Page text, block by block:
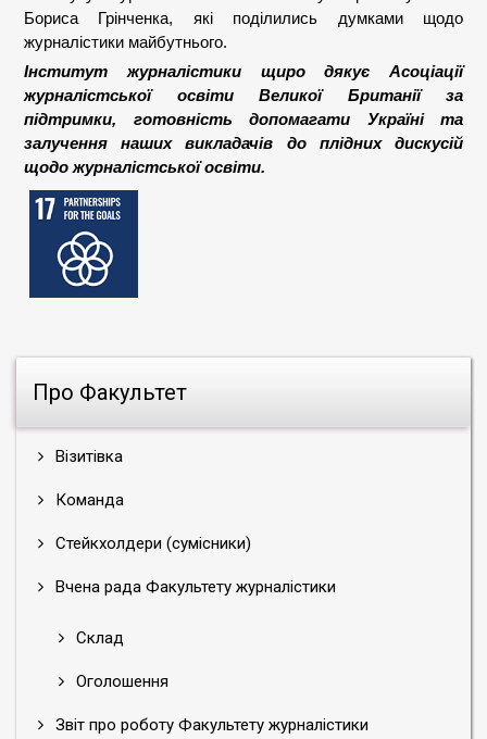
Про Факультет
Візитівка
Команда
Стейкхолдери (сумісники)
Вчена рада Факультету журналістики
Склад
Оголошення
Звіт про роботу Факультету журналістики
Бориса Грінченка, які поділились думками щодо
журналістики майбутнього.
Інститут журналістики щиро дякує Асоціації
журналістської освіти Великої Британії за
підтримки, готовність допомагати Україні та
залучення наших викладачів до плідних дискусій
щодо журналістської освіти.